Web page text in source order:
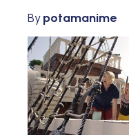
Bypotamanime